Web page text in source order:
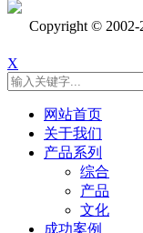
Copyright ©
X
网站首页
关于我们
产品系列
综合
产品
文化
成功案例